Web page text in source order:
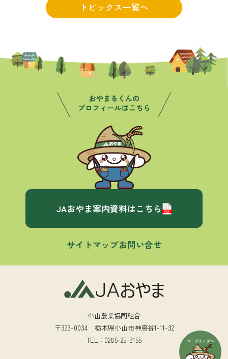
トピックス一覧へ
JAおやま案内資料はこちら
サイトマップお問い合せ
小山農業協同組合
〒323-0034 栃木県小山市神鳥谷1-11-32
TEL：0285-25-3155